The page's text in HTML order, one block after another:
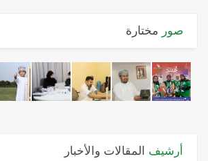
صور مختارة
أرشيف المقالات والأخبار